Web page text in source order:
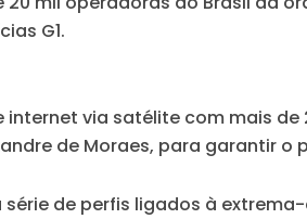
G1.
via satélite com mais
de Moraes, para garantir
série de perfis ligados à